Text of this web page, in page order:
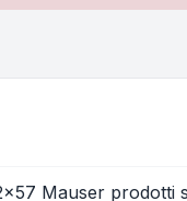
Mauser prodotti